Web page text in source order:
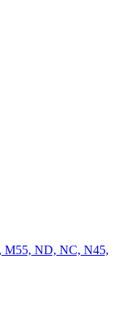
M55, ND, NC, N45,